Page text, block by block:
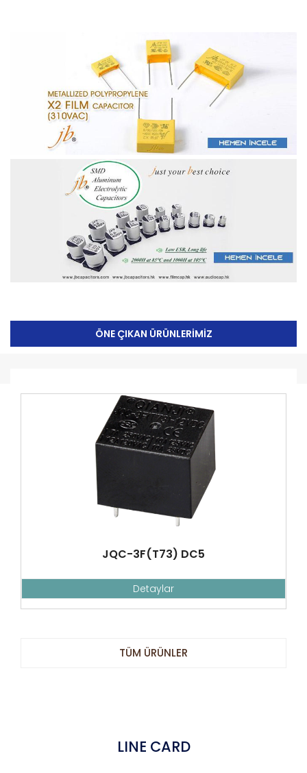
ÖNE ÇIKAN ÜRÜNLERİMİZ
JQC-3F(T73) DC5
Detaylar
TÜM ÜRÜNLER
LINE CARD